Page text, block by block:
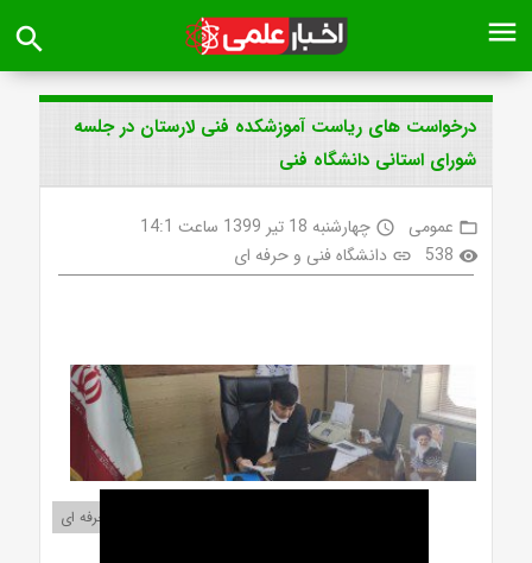
menu
search
درخواست های ریاست آموزشکده فنی لارستان در جلسه
شورای استانی دانشگاه فنی
folder_open عمومی access_time چهارشنبه 18 تیر 1399 ساعت 14:1
visibility
538
link دانشگاه فنی و حرفه ای
لینک اصل محتوا در دانشگاه فنی و حرفه ای